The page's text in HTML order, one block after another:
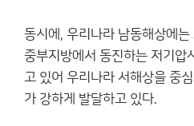
동시에, 우리나라 남동해상에
중부지방에서 동진하는 저기압
고 있어 우리나라 서해상을 중
가 강하게 발달하고 있다.